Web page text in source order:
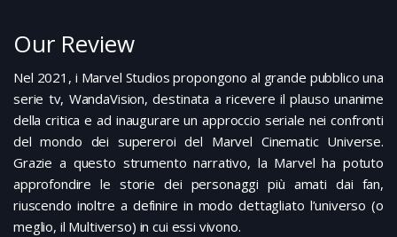
Our Review
Nel 2021, i Marvel Studios propongono al grande pubblico una
serie tv, WandaVision, destinata a ricevere il plauso unanime
della critica e ad inaugurare un approccio seriale nei confronti
del mondo dei supereroi del Marvel Cinematic Universe.
Grazie a questo strumento narrativo, la Marvel ha potuto
approfondire le storie dei personaggi più amati dai fan,
riuscendo inoltre a definire in modo dettagliato l’universo (o
meglio, il Multiverso) in cui essi vivono.